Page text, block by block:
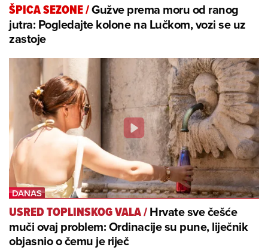
ŠPICA SEZONE/Gužve prema moru od ranog
jutra: Pogledajte kolone na Lučkom, vozi se uz
zastoje
USRED TOPLINSKOG VALA/Hrvate sve češće
muči ovaj problem: Ordinacije su pune, liječnik
objasnio o čemu je riječ